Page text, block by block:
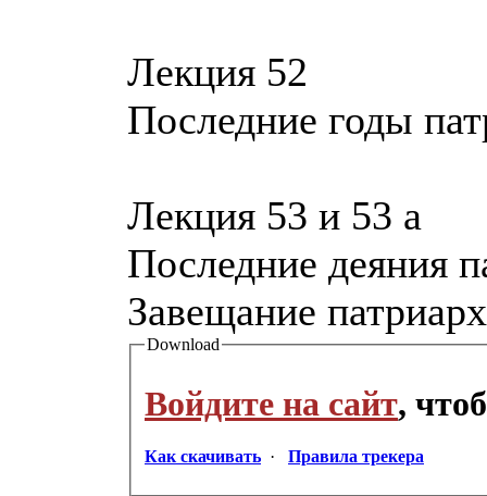
Лекция 52
Последние годы
Лекция 53 и 53 а
Последние деяния
Завещание
Download
Войдите на сайт,
Как скачивать · Правила трекера